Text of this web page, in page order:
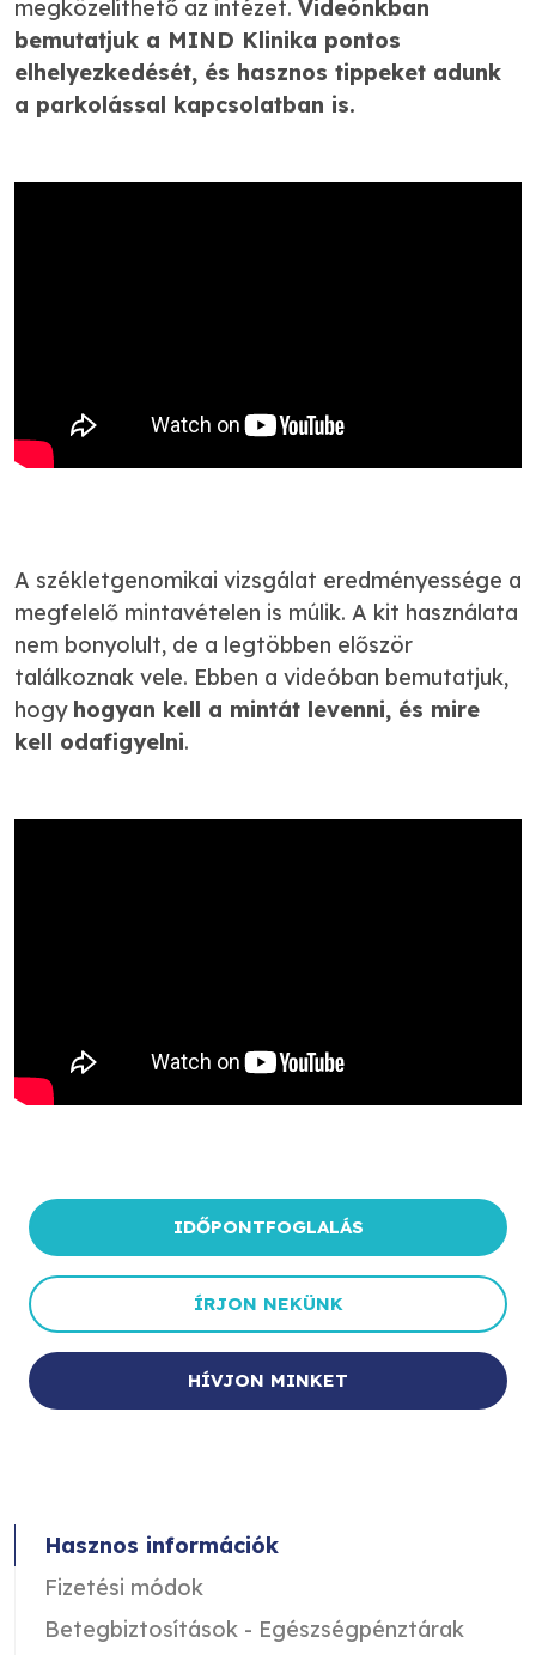
megközelíthető az intézet. Videónkban
bemutatjuk a MIND Klinika pontos
elhelyezkedését, és hasznos tippeket adunk
a parkolással kapcsolatban is.
A székletgenomikai vizsgálat eredményessége a
megfelelő mintavételen is múlik. A kit használata
nem bonyolult, de a legtöbben először
találkoznak vele. Ebben a videóban bemutatjuk,
hogy hogyan kell a mintát levenni, és mire
kell odafigyelni.
IDŐPONTFOGLALÁS
ÍRJON NEKÜNK
HÍVJON MINKET
Hasznos információk
Fizetési módok
Betegbiztosítások - Egészségpénztárak